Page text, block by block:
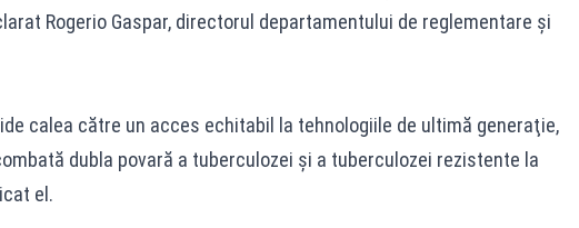
Rogerio Gaspar, directorul departamentului de reglementare şi
calea către un acces echitabil la tehnologiile de ultimă generaţie,
dubla povară a tuberculozei şi a tuberculozei rezistente la
el.